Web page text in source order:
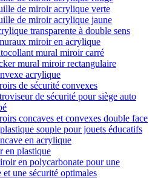
de miroir acrylique verte
de miroir acrylique jaune
transparente à double sens
miroir en acrylique
mural miroir carré
mural miroir rectangulaire
acrylique
de sécurité convexes
de sécurité pour siège auto
concaves et convexes double face
souple pour jouets éducatifs
en acrylique
en plastique
en polycarbonate pour une
et une sécurité optimales